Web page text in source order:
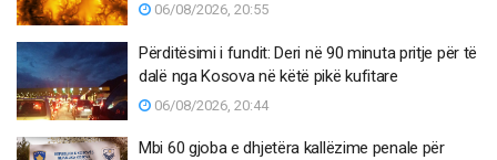
06/08/2026, 20:55
Përditësimi i fundit: Deri në 90 minuta pritje për të
dalë nga Kosova në këtë pikë kufitare
06/08/2026, 20:44
Mbi 60 gjoba e dhjetëra kallëzime penale për